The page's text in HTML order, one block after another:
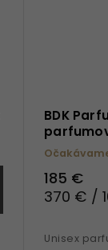
BDK
185 €
370 € /
Unisex